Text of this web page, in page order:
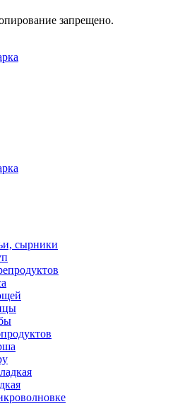
запрещено.
сырники